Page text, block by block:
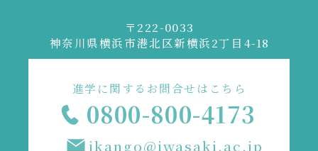
〒222-0033
神奈川県横浜市港北区新横浜2丁目4-18
進学に関するお問合せはこちら
0800-800-4173
jkango@iwasaki.ac.jp